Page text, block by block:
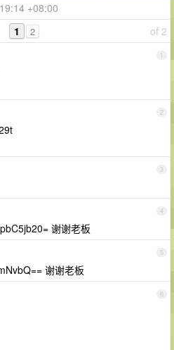
+08:00
of 2
1 2
1
2
3
4
谢谢老板
5
谢谢老板
6